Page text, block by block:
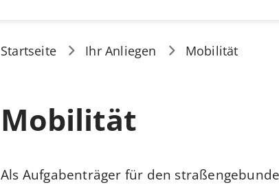
Startseite Ihr Anliegen Mobilität
Mobilität
Als Aufgabenträger für den